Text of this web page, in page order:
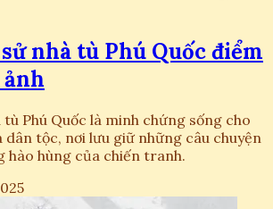
nhà tù Phú Quốc điểm
ảnh
Phú Quốc là minh chứng sống cho
dân tộc, nơi lưu giữ những câu chuyện
hào hùng của chiến tranh.